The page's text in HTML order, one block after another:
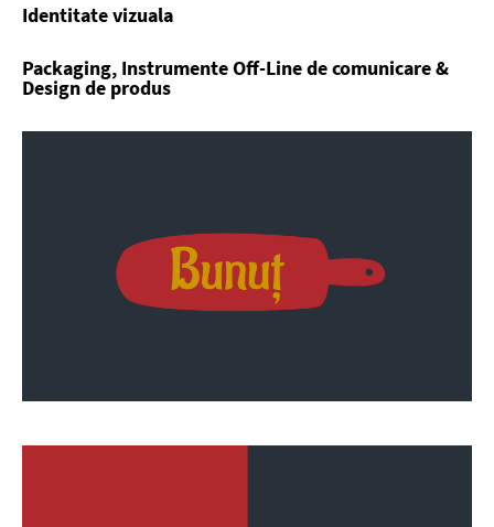
Identitate vizuala
Packaging, Instrumente Off-Line de comunicare &
Design de produs